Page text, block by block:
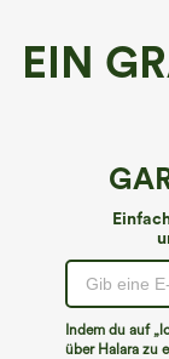
EIN
Indem du auf
über Halara zu
Wir